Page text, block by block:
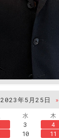
2023年5月25日
»
水 木
3 4
10 11